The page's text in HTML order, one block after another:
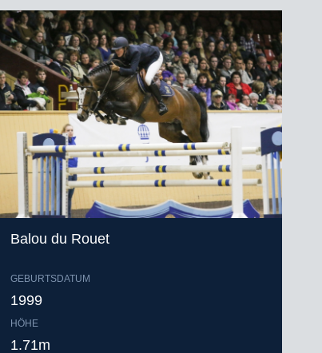
Balou du Rouet
GEBURTSDATUM
1999
HÖHE
1.71m